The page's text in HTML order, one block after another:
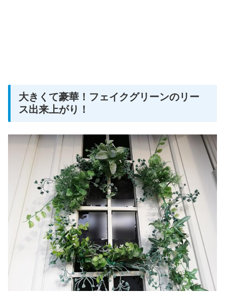
大きくて豪華！フェイクグリーンのリー
ス出来上がり！